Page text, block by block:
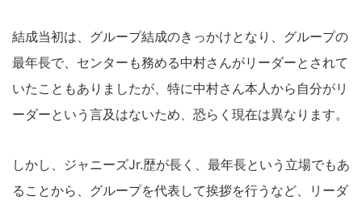
結成当初は、グループ結成のきっかけとなり、グループの
最年長で、センターも務める中村さんがリーダーとされて
いたこともありましたが、特に中村さん本人から自分がリ
ーダーという言及はないため、恐らく現在は異なります。
しかし、ジャニーズJr.歴が長く、最年長という立場でもあ
ることから、グループを代表して挨拶を行うなど、リーダ